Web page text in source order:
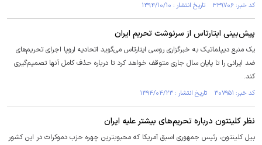
کد خبر: ۳۳۹۷۰۶ تاریخ انتشار : ۱۳۹۴/۱۰/۱۰
پیش‌بینی ایتارتاس از سرنوشت تحریم‌ ایران
یک منبع دیپلماتیک به خبرگزاری روسی ایتارتاس می‌گوید اتحادیه اروپا اجرای تحریم‌های
ضد ایرانی را تا پایان سال جاری متوقف خواهد کرد تا درباره حذف کامل آنها تصمیم‌گیری
کند.
کد خبر: ۳۰۷۹۵۱ تاریخ انتشار : ۱۳۹۴/۰۴/۲۳
نظر کلینتون درباره تحریم‌های بیشتر علیه ایران
بیل کلینتون، رئیس جمهوری اسبق آمریکا که محبوبترین چهره حزب دموکرات در این کشور